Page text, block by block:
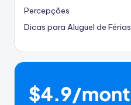
Percepções
Dicas para Aluguel de Férias